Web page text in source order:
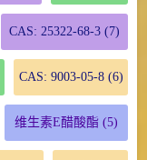
CAS: 25322-68-3 (7)
CAS: 9003-05-8(6)
维生素E醋酸酯 (5)